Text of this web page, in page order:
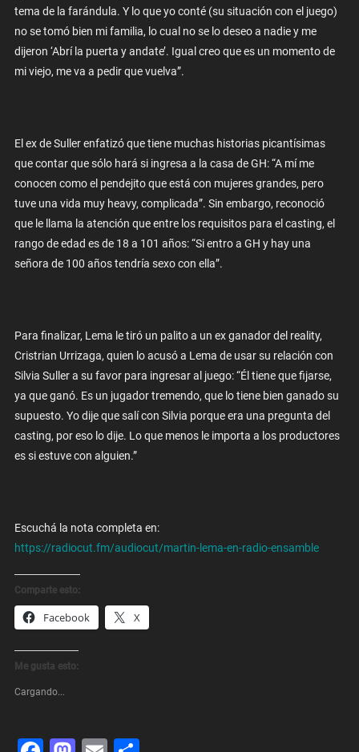
tema de la farándula. Y lo que yo conté (su situación con el juego)
no se tomó bien mi familia, lo cual no se lo deseo a nadie y me
dijeron ‘Abrí la puerta y andate’. Igual creo que es un momento de
mi viejo, me va a pedir que vuelva”.
El ex de Suller enfatizó que tiene muchas historias picantísimas
que contar que sólo hará si ingresa a la casa de GH: “A mí me
conocen como el pendejito que está con mujeres grandes, pero
tuve una vida muy heavy, complicada”. Sin embargo, reconoció
que le llama la atención que entre los requisitos para el casting, el
rango de edad es de 18 a 101 años: “Si entro a GH y hay una
señora de 100 años tendría sexo con ella”.
Para finalizar, Lema le tiró un palito a un ex ganador del reality,
Cristrian Urrizaga, quien lo acusó a Lema de usar su relación con
Silvia Suller a su favor para ingresar al juego: “Él tiene que fijarse,
ya que ganó. Es un jugador tremendo, que lo tiene bien ganado su
supuesto. Yo dije que salí con Silvia porque era una pregunta del
casting, por eso lo dije. Lo que menos le importa a los productores
es si estuve con alguien.”
Escuchá la nota completa en:
https://radiocut.fm/audiocut/martin-lema-en-radio-ensamble
Comparte esto:
Facebook X
Me gusta esto:
Cargando...